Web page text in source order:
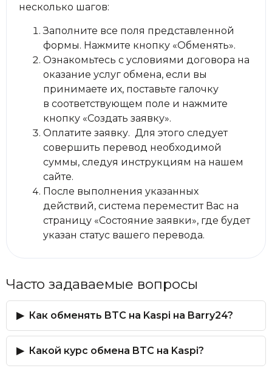
несколько шагов:
Заполните все поля представленной
формы. Нажмите кнопку «Обменять».
Ознакомьтесь с условиями договора на
оказание услуг обмена, если вы
принимаете их, поставьте галочку
в соответствующем поле и нажмите
кнопку «Создать заявку».
Оплатите заявку. Для этого следует
совершить перевод необходимой
суммы, следуя инструкциям на нашем
сайте.
После выполнения указанных
действий, система переместит Вас на
страницу «Состояние заявки», где будет
указан статус вашего перевода.
Часто задаваемые вопросы
Как обменять BTC на Kaspi на Barry24?
Какой курс обмена BTC на Kaspi?